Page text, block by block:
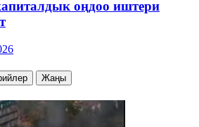
оңдоо иштери
Жаңы